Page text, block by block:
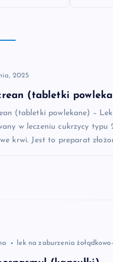
2025
(tabletki
(tabletki powlekane) –
w leczeniu cukrzycy
krwi. Jest to preparat
lek na zaburzenia